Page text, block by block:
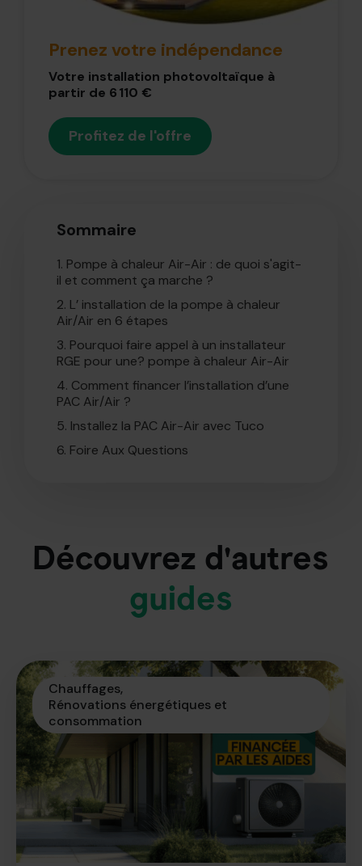
Prenez votre indépendance
Votre installation photovoltaïque à
partir de 6 110 €
Profitez de l'offre
Sommaire
1. Pompe à chaleur Air-Air : de quoi s'agit-
il et comment ça marche ?
2. L’ installation de la pompe à chaleur
Air/Air en 6 étapes
3. Pourquoi faire appel à un installateur
RGE pour une? pompe à chaleur Air-Air
4. Comment financer l’installation d’une
PAC Air/Air ?
5. Installez la PAC Air-Air avec Tuco
6. Foire Aux Questions
Découvrez d'autres
guides
Chauffages
Rénovations énergétiques et
consommation